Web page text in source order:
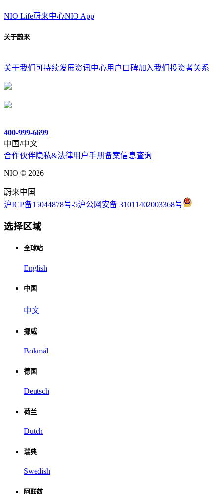
NIO Life蔚来中心NIO App
关于蔚来
关于我们 可持续发展资讯中心用户口碑加入我们 投资者关系
400-999-6699
中国/中文
合作伙伴隐私&法律用户手册备案信息查询
NIO © 2026
蔚来中国
沪ICP备15044878号-5沪公网安备 31011402003368号
选择区域
全球站
English
中国
中文
挪威
Bokmål
德国
Deutsch
荷兰
Dutch
瑞典
Swedish
阿联酋